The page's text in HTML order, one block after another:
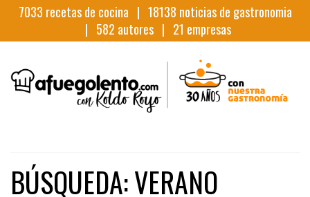
7033 recetas de cocina | 18138 noticias de gastronomia
| 582 autores | 21 empresas
BÚSQUEDA: VERANO